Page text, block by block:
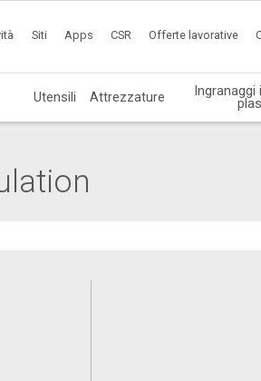
Siti Apps CSR Offerte lavorative
Utensili Attrezzature Ingranaggi